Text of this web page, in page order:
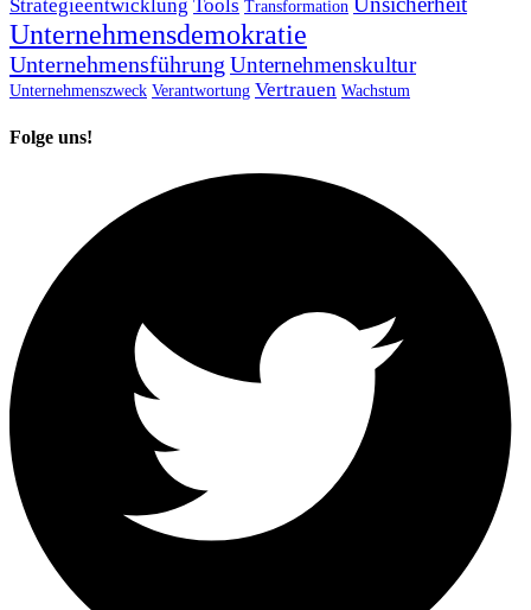
Strategieentwicklung Tools Transformation
Unternehmensdemokratie
Unternehmensführung Unternehmenskultur
Unternehmenszweck Verantwortung Vertrauen Wachstum
Folge uns!